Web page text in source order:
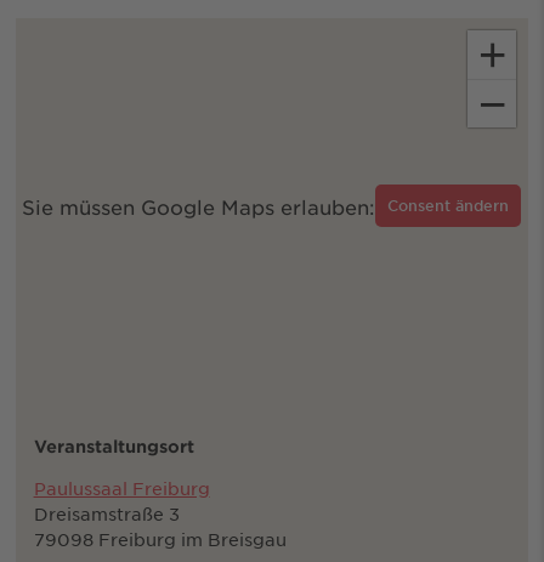
Sie müssen Google Maps erlauben: Consent ändern
+
−
Veranstaltungsort
Paulussaal Freiburg
Dreisamstraße 3
79098 Freiburg im Breisgau